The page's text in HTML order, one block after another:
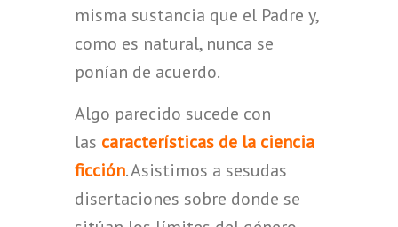
misma sustancia que el Padre y,
como es natural, nunca se
ponían de acuerdo.
Algo parecido sucede con
las características de la ciencia
ficción. Asistimos a sesudas
disertaciones sobre donde se